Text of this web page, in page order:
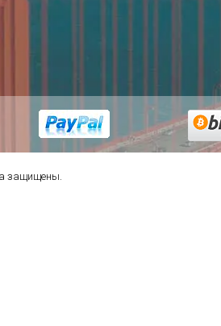
защищены.